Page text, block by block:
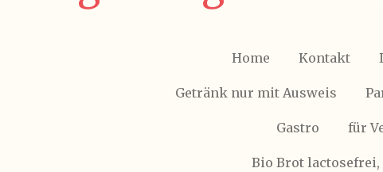
Home Kontakt
Getränk nur mit Ausweis
Gastro für
Bio Brot